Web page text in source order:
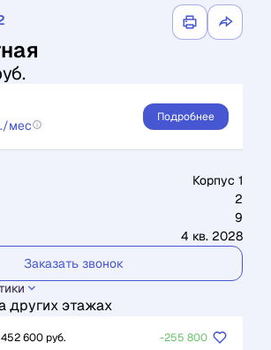
мес
Подробнее
Корпус 1
2
9
4 кв. 2028
Заказать звонок
других этажах
600 руб. -255 800